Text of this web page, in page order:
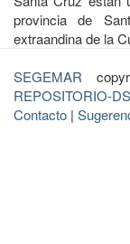
provincia de
extraandina de la
SEGEMAR
REPOSITORIO-
Contacto |